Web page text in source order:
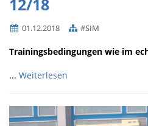
12/18
01.12.2018 #SIM
Trainingsbedingungen wie im
... Weiterlesen